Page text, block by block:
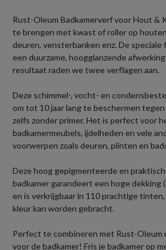
Rust-Oleum Badkamerverf voor Hout &
te brengen met kwast of roller op
deuren, vensterbanken enz. De speciale
een duurzame, hoogglanzende
resultaat raden we twee verflagen aan.
Deze schimmel-, vocht- en
om tot 10 jaar lang te beschermen
zelfs zonder primer. Het is perfect voor
badkamermeubels, ijdelheden en vele
voorwerpen zoals deuren, plinten en
Deze hoog gepigmenteerde en
badkamer garandeert een hoge dekking
en is verkrijgbaar in 110 prachtige
kleur kan worden gebracht.
Perfect te combineren met Rust-Oleum
voor de badkamer! Fris je badkamer op